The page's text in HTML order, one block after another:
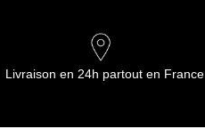
Livraison en 24h partout en France